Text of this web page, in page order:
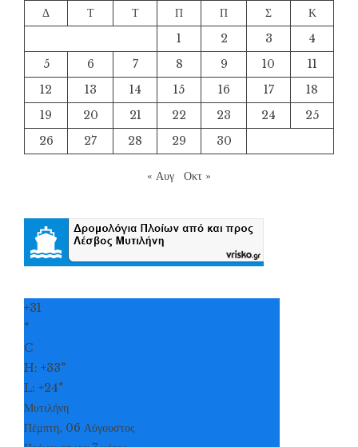
Δ
Τ Τ Π Π Σ
Κ
1
2 3
4
5
6 7 8 9 10
11
12
13 14 15 16 17
18
19
20 21 22 23 24
25
26
27 28 29 30
« Αυγ Οκτ »
+31
°
C
H: +33°
L: +24°
Μυτιλήνη
Πέμπτη, 06 Αύγουστος